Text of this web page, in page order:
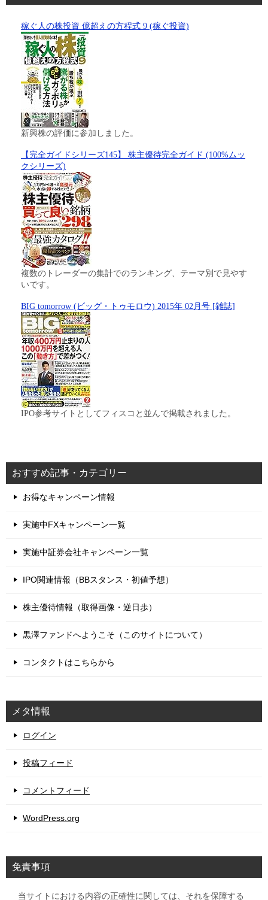
稼ぐ人の株投資 億超えの方程式 9 (稼ぐ投資)
新興株の評価に参加しました。
【完全ガイドシリーズ145】 株主優待完全ガイド (100%ムッ
クシリーズ)
複数のトレーダーの集計でのランキング、テーマ別で見やす
いです。
BIG tomorrow (ビッグ・トゥモロウ) 2015年 02月号 [雑誌]
IPO参考サイトとしてフィスコと並んで掲載されました。
おすすめ記事・カテゴリー
お得なキャンペーン情報
実施中FXキャンペーン一覧
実施中証券会社キャンペーン一覧
IPO関連情報（BBスタンス・初値予想）
株主優待情報（取得画像・逆日歩）
黒澤ファンドへようこそ（このサイトについて）
コンタクトはこちらから
メタ情報
ログイン
投稿フィード
コメントフィード
WordPress.org
免責事項
当サイトにおける内容の正確性に関しては、それを保障する